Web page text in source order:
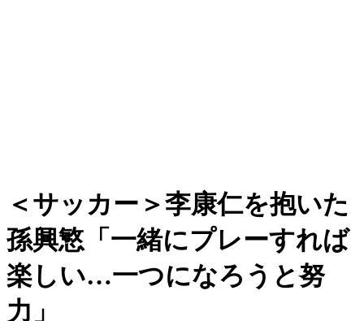
＜サッカー＞李康仁を抱いた
孫興慜「一緒にプレーすれば
楽しい…一つになろうと努
力」